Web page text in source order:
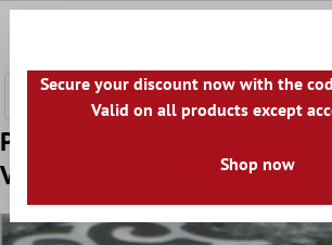
Prov Mosaik Glas Natursten
Valdivia Grå
Secure your discount now with the
Valid on all products except
Shop now